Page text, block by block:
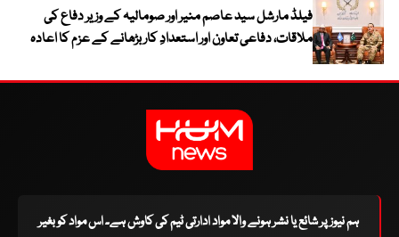
فیلڈ مارشل سید عاصم منیر اور صومالیہ کے وزیر دفاع کی
ملاقات، دفاعی تعاون اور استعدادِ کار بڑھانے کے عزم کا اعادہ
ہم نیوز پر شائع یا نشر ہونے والا مواد ادارتی ٹیم کی کاوش ہے۔ اس مواد کو بغیر